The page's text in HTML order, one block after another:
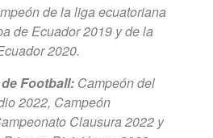
de la liga ecuatoriana
de Ecuador 2019 y de la
2020.
Football: Campeón del
2022, Campeón
Clausura 2022 y